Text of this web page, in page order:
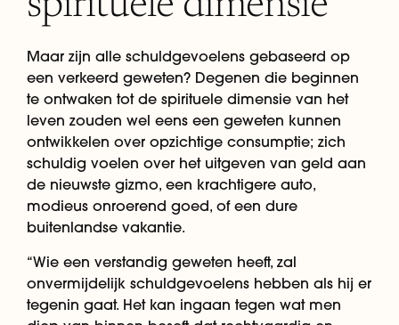
Maar zijn alle schuldgevoelens gebaseerd op
een verkeerd geweten? Degenen die beginnen
te ontwaken tot de spirituele dimensie van het
leven zouden wel eens een geweten kunnen
ontwikkelen over opzichtige consumptie; zich
schuldig voelen over het uitgeven van geld aan
de nieuwste gizmo, een krachtigere auto,
modieus onroerend goed, of een dure
buitenlandse vakantie.
“Wie een verstandig geweten heeft, zal
onvermijdelijk schuldgevoelens hebben als hij er
tegenin gaat. Het kan ingaan tegen wat men